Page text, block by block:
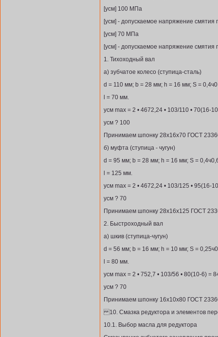
[усм] 100 МПа
[усм] - допускаемое напряжение смятия
[усм] 70 МПа
[усм] - допускаемое напряжение смятия
1. Тихоходный вал
а) зубчатое колесо (ступица-сталь)
d = 110 мм; b = 28 мм; h = 16 мм; S =
l = 70 мм.
усм max = 2 • 4672,24 • 103/110 • 70(16-
усм ? 100
Принимаем шпонку 28х16х70 ГОСТ
б) муфта (ступица - чугун)
d = 95 мм; b = 28 мм; h = 16 мм; S =
l = 125 мм.
усм max = 2 • 4672,24 • 103/125 • 95(16-
усм ? 70
Принимаем шпонку 28х16х125 ГОСТ
2. Быстроходный вал
а) шкив (ступица-чугун)
d = 56 мм; b = 16 мм; h = 10 мм; S =
l = 80 мм.
усм max = 2 • 752,7 • 103/56 • 80(10-6) =
усм ? 70
Принимаем шпонку 16х10х80 ГОСТ
10. Смазка редуктора и элементов
10.1. Выбор масла для редуктора